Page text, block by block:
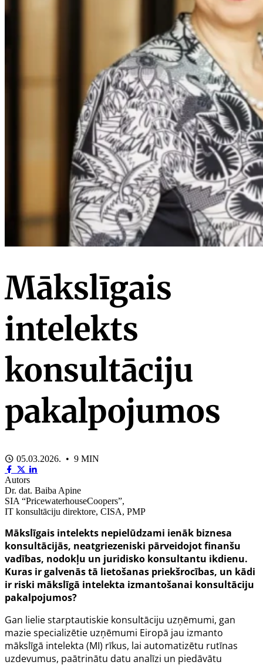
Mākslīgais
intelekts
konsultāciju
pakalpojumos
05.03.2026. • 9 MIN
Autors
Dr. dat. Baiba Apine
SIA “PricewaterhouseCoopers”,
IT konsultāciju direktore, CISA, PMP
Mākslīgais intelekts nepielūdzami ienāk biznesa
konsultācijās, neatgriezeniski pārveidojot finanšu
vadības, nodokļu un juridisko konsultantu ikdienu.
Kuras ir galvenās tā lietošanas priekšrocības, un kādi
ir riski mākslīgā intelekta izmantošanai konsultāciju
pakalpojumos?
Gan lielie starptautiskie konsultāciju uzņēmumi, gan
mazie specializētie uzņēmumi Eiropā jau izmanto
mākslīgā intelekta (MI) rīkus, lai automatizētu rutīnas
uzdevumus, paātrinātu datu analīzi un piedāvātu